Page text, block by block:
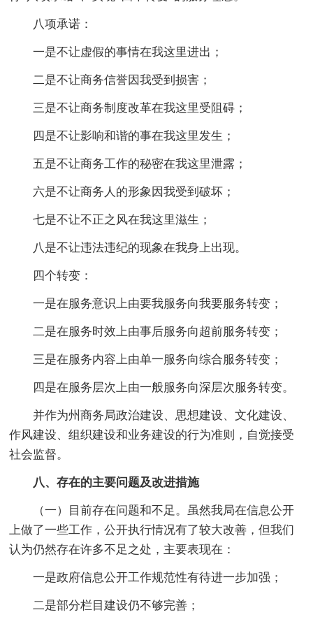
八项承诺：
一是不让虚假的事情在我这里进出；
二是不让商务信誉因我受到损害；
三是不让商务制度改革在我这里受阻碍；
四是不让影响和谐的事在我这里发生；
五是不让商务工作的秘密在我这里泄露；
六是不让商务人的形象因我受到破坏；
七是不让不正之风在我这里滋生；
八是不让违法违纪的现象在我身上出现。
四个转变：
一是在服务意识上由要我服务向我要服务转变；
二是在服务时效上由事后服务向超前服务转变；
三是在服务内容上由单一服务向综合服务转变；
四是在服务层次上由一般服务向深层次服务转变。
并作为州商务局政治建设、思想建设、文化建设、
作风建设、组织建设和业务建设的行为准则，自觉接受
社会监督。
八、存在的主要问题及改进措施
（一）目前存在问题和不足。虽然我局在信息公开
上做了一些工作，公开执行情况有了较大改善，但我们
认为仍然存在许多不足之处，主要表现在：
一是政府信息公开工作规范性有待进一步加强；
二是部分栏目建设仍不够完善；